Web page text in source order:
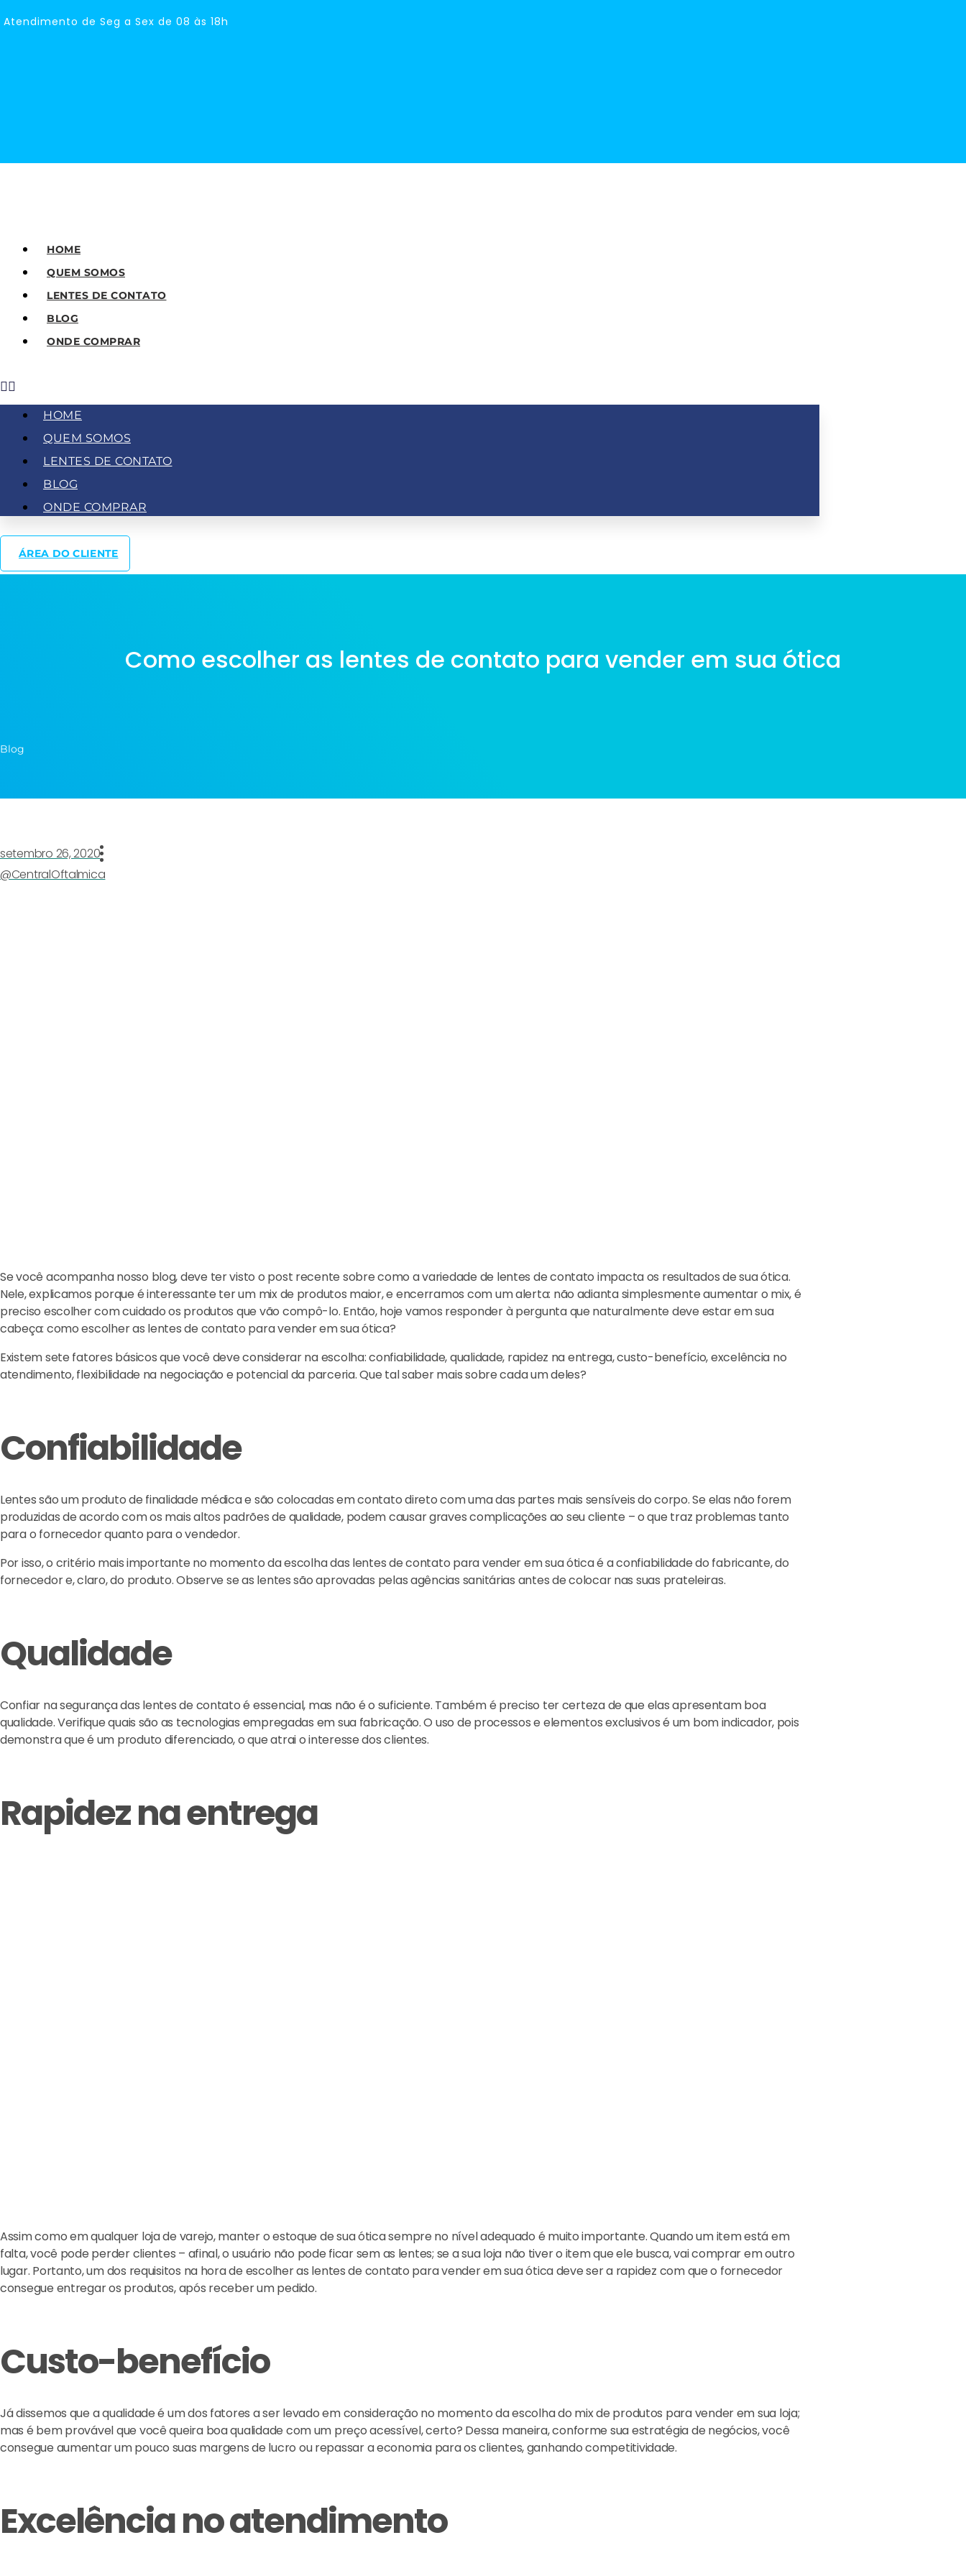
Atendimento de Seg a Sex de 08 às 18h
HOME
QUEM SOMOS
LENTES DE CONTATO
BLOG
ONDE COMPRAR
HOME
QUEM SOMOS
LENTES DE CONTATO
BLOG
ONDE COMPRAR
ÁREA DO CLIENTE
Como escolher as lentes de contato para vender em sua ótica
Blog
setembro 26, 2020
@CentralOftalmica
Se você acompanha nosso blog, deve ter visto o post recente sobre como a variedade de lentes de contato impacta os resultados de sua ótica.
Nele, explicamos porque é interessante ter um mix de produtos maior, e encerramos com um alerta: não adianta simplesmente aumentar o mix, é
preciso escolher com cuidado os produtos que vão compô-lo. Então, hoje vamos responder à pergunta que naturalmente deve estar em sua
cabeça: como escolher as lentes de contato para vender em sua ótica?
Existem sete fatores básicos que você deve considerar na escolha: confiabilidade, qualidade, rapidez na entrega, custo-benefício, excelência no
atendimento, flexibilidade na negociação e potencial da parceria. Que tal saber mais sobre cada um deles?
Confiabilidade
Lentes são um produto de finalidade médica e são colocadas em contato direto com uma das partes mais sensíveis do corpo. Se elas não forem
produzidas de acordo com os mais altos padrões de qualidade, podem causar graves complicações ao seu cliente – o que traz problemas tanto
para o fornecedor quanto para o vendedor.
Por isso, o critério mais importante no momento da escolha das lentes de contato para vender em sua ótica é a confiabilidade do fabricante, do
fornecedor e, claro, do produto. Observe se as lentes são aprovadas pelas agências sanitárias antes de colocar nas suas prateleiras.
Qualidade
Confiar na segurança das lentes de contato é essencial, mas não é o suficiente. Também é preciso ter certeza de que elas apresentam boa
qualidade. Verifique quais são as tecnologias empregadas em sua fabricação. O uso de processos e elementos exclusivos é um bom indicador, pois
demonstra que é um produto diferenciado, o que atrai o interesse dos clientes.
Rapidez na entrega
Assim como em qualquer loja de varejo, manter o estoque de sua ótica sempre no nível adequado é muito importante. Quando um item está em
falta, você pode perder clientes – afinal, o usuário não pode ficar sem as lentes; se a sua loja não tiver o item que ele busca, vai comprar em outro
lugar. Portanto, um dos requisitos na hora de escolher as lentes de contato para vender em sua ótica deve ser a rapidez com que o fornecedor
consegue entregar os produtos, após receber um pedido.
Custo-benefício
Já dissemos que a qualidade é um dos fatores a ser levado em consideração no momento da escolha do mix de produtos para vender em sua loja;
mas é bem provável que você queira boa qualidade com um preço acessível, certo? Dessa maneira, conforme sua estratégia de negócios, você
consegue aumentar um pouco suas margens de lucro ou repassar a economia para os clientes, ganhando competitividade.
Excelência no atendimento